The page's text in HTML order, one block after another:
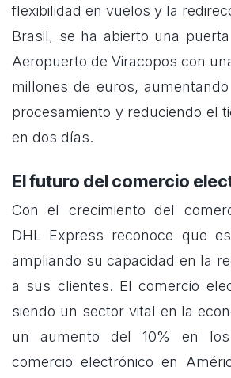
flexibilidad en vuelos y la
Brasil, se ha abierto una
Aeropuerto de Viracopos con
millones de euros,
procesamiento y reduciendo el
en dos días.
El futuro del comercio
Con el crecimiento del
DHL Express reconoce que
ampliando su capacidad en la
a sus clientes. El comercio
siendo un sector vital en la
un aumento del 10% en
comercio electrónico en